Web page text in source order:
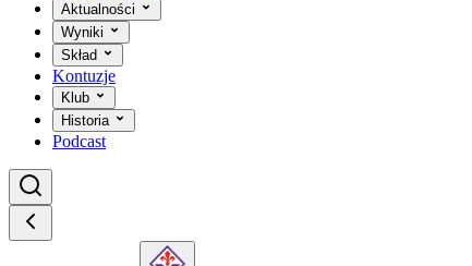
Aktualności
Wyniki
Skład
Kontuzje
Klub
Historia
Podcast